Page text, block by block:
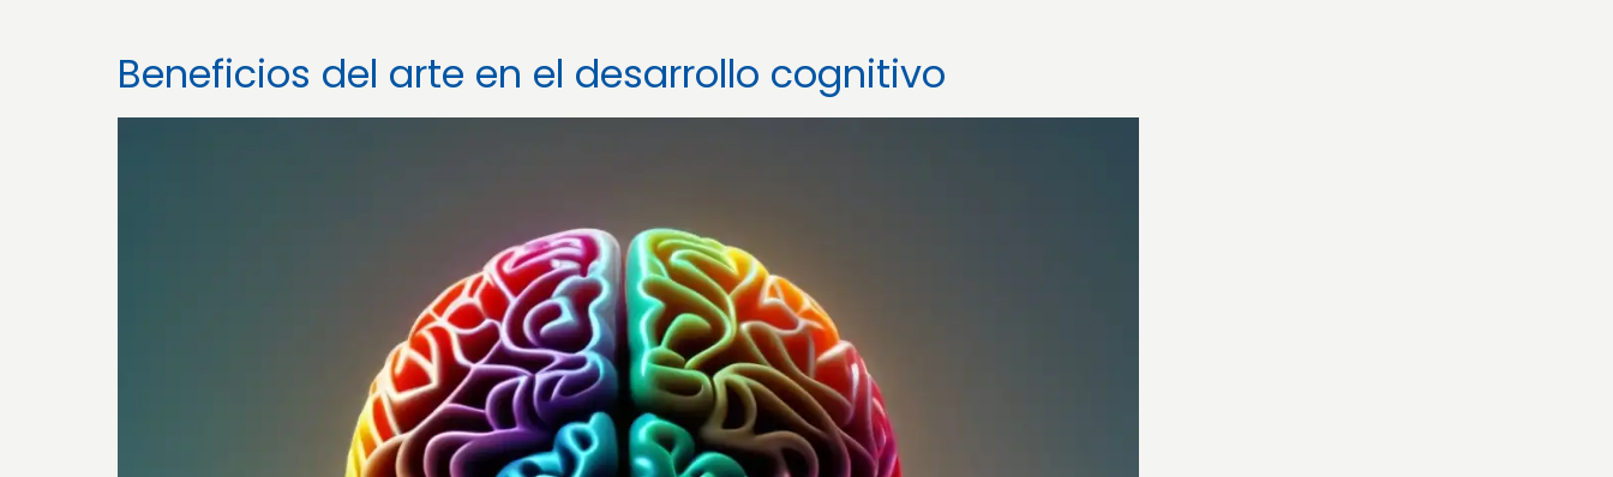
Beneficios del arte en el desarrollo cognitivo